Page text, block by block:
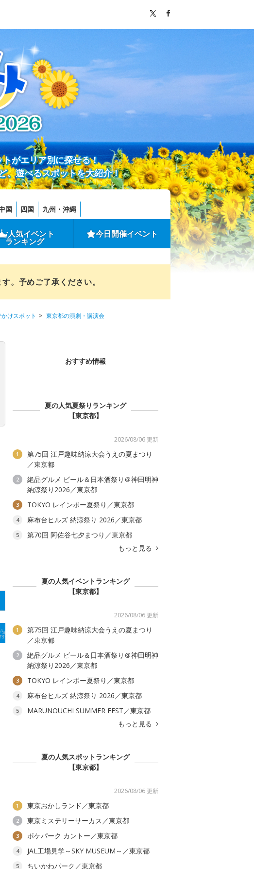
がエリア別に探せる！
、遊べるスポットを大紹介！
国 四国 九州・沖縄
人気イベント
ランキング
今日開催イベント
。予めご了承ください。
けスポット
東京都の演劇・講演会
おすすめ情報
夏の人気夏祭りランキング
【東京都】
2026/08/06 更新
1
第75回 江戸趣味納涼大会うえの夏まつり
／東京都
2
絶品グルメ ビール＆日本酒祭り＠神田明神
納涼祭り2026／東京都
3 TOKYO レインボー夏祭り／東京都
4 麻布台ヒルズ 納涼祭り 2026／東京都
5
第70回 阿佐谷七夕まつり／東京都
もっと見る
夏の人気イベントランキング
【東京都】
2026/08/06 更新
1
第75回 江戸趣味納涼大会うえの夏まつり
／東京都
2
絶品グルメ ビール＆日本酒祭り＠神田明神
納涼祭り2026／東京都
3 TOKYO レインボー夏祭り／東京都
4 麻布台ヒルズ 納涼祭り 2026／東京都
5
MARUNOUCHI SUMMER FEST／東京都
もっと見る
夏の人気スポットランキング
【東京都】
2026/08/06 更新
1 東京おかしランド／東京都
2 東京ミステリーサーカス／東京都
3 ポケパーク カントー／東京都
4 JAL工場見学～SKY MUSEUM～／東京都
5
ちいかわパーク／東京都